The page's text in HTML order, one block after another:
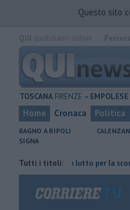
Questo sito
TOSCANA FIRENZE EMPOLESE
Home Cronaca Politica
BAGNO A RIPOLI
SIGNA
Tutti i titoli:
Giornalismo in lutto per la